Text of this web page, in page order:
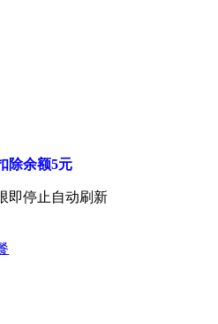
除余额5元
即停止自动刷新